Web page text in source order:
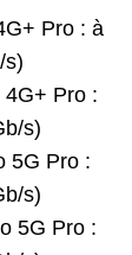
Pro : à
s)
Pro :
s)
5G Pro :
s)
5G Pro :